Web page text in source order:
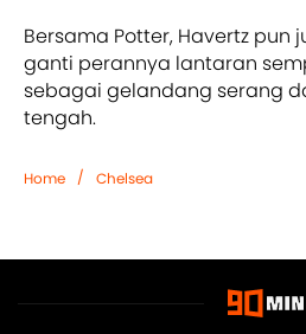
Bersama Potter, Havertz
ganti perannya lantaran
sebagai gelandang serang
tengah.
Home / Chelsea